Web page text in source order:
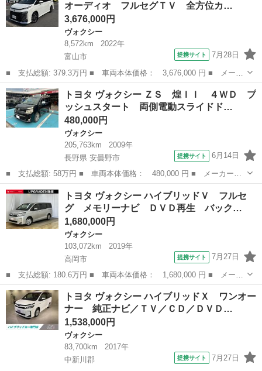
ルセグナ...
オーディオ フルセグＴＶ 全方位カ…
3,676,000円
ヴォクシー
8,572km
2022年
富山市
提携サイト 7月28日
■ 支払総額: 379.3万円 ■ 車両本体価格： 3,676,000 円 ■ メーカ
ー名： トヨタ ■ 車種名： ヴォクシー ■ グレード名： Ｓ－
Ｚ 純正ディスプレイオーディオ フルセグＴＶ 全方位カメラ ス
マートキー...
富山 富山市 ヴォクシー
トヨタ ヴォクシー ＺＳ 煌ＩＩ ４ＷＤ プ
ッシュスタート 両側電動スライドド…
480,000円
ヴォクシー
205,763km
2009年
長野県 安曇野市
提携サイト 6月14日
■ 支払総額: 58万円 ■ 車両本体価格： 480,000 円 ■ メーカー
名： トヨタ ■ 車種名： ヴォクシー ■ グレード名： ＺＳ 煌
ＩＩ ４ＷＤ プッシュスタート 両側電動スライドドア 社外ナビ
バックカメラ Ｄ...
長野 安曇野市 ヴォクシー
トヨタ ヴォクシー ハイブリッドＶ フルセ
グ メモリーナビ ＤＶＤ再生 バック…
1,680,000円
ヴォクシー
103,072km
2019年
高岡市
提携サイト 7月27日
■ 支払総額: 180.6万円 ■ 車両本体価格： 1,680,000 円 ■ メーカ
ー名： トヨタ ■ 車種名： ヴォクシー ■ グレード名： ハイブ
リッドＶ フルセグ メモリーナビ ＤＶＤ再生 バックカメラ 衝
突被害軽...
富山 高岡市 ヴォクシー
トヨタ ヴォクシー ハイブリッドＸ ワンオー
ナー 純正ナビ／ＴＶ／ＣＤ／ＤＶＤ…
1,538,000円
ヴォクシー
83,700km
2017年
中新川郡
提携サイト 7月27日